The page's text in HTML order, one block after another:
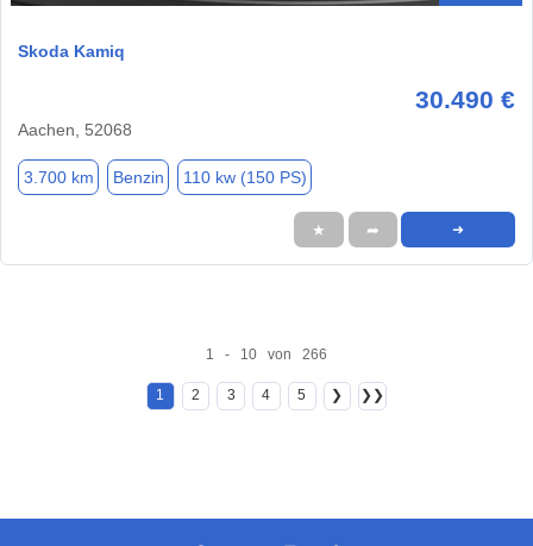
Skoda Kamiq
30.490 €
Aachen, 52068
3.700 km Benzin 110 kw (150 PS)
★ ➦ ➜
1 - 10 von 266
1 2 3 4 5 ❯ ❯❯